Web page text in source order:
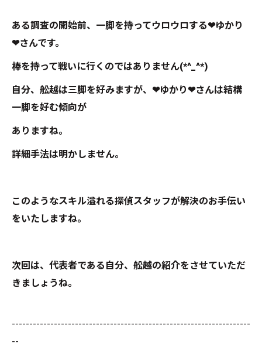
ある調査の開始前、一脚を持ってウロウロする❤ゆかり
❤さんです。
棒を持って戦いに行くのではありません(*^_^*)
自分、舩越は三脚を好みますが、❤ゆかり❤さんは結構
一脚を好む傾向が
ありますね。
詳細手法は明かしません。
このようなスキル溢れる探偵スタッフが解決のお手伝い
をいたしますね。
次回は、代表者である自分、舩越の紹介をさせていただ
きましょうね。
--------------------------------------------------------------------
--